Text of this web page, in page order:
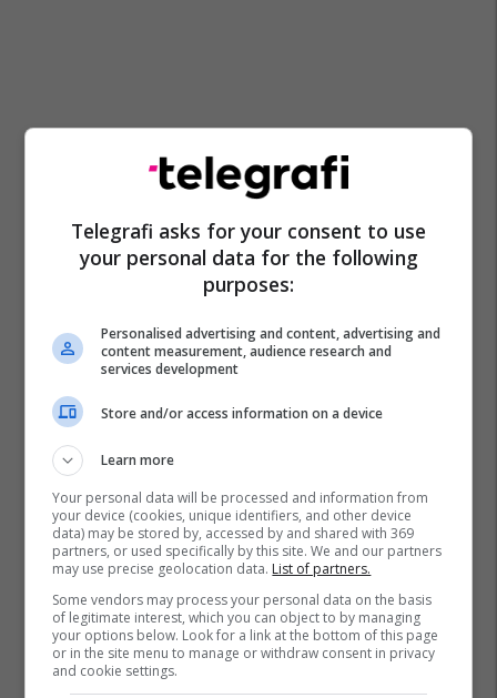
Telegrafi asks for your consent to use
your personal data for the following
purposes:
Personalised advertising and content, advertising and
content measurement, audience research and
services development
Store and/or access information on a device
Learn more
Your personal data will be processed and information from
your device (cookies, unique identifiers, and other device
data) may be stored by, accessed by and shared with 369
partners, or used specifically by this site. We and our partners
may use precise geolocation data. List of partners.
Some vendors may process your personal data on the basis
of legitimate interest, which you can object to by managing
your options below. Look for a link at the bottom of this page
or in the site menu to manage or withdraw consent in privacy
and cookie settings.